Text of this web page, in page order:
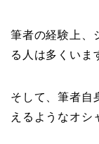
筆者の経験上、
る人は多くいま
そして、筆者自
えるようなオシ